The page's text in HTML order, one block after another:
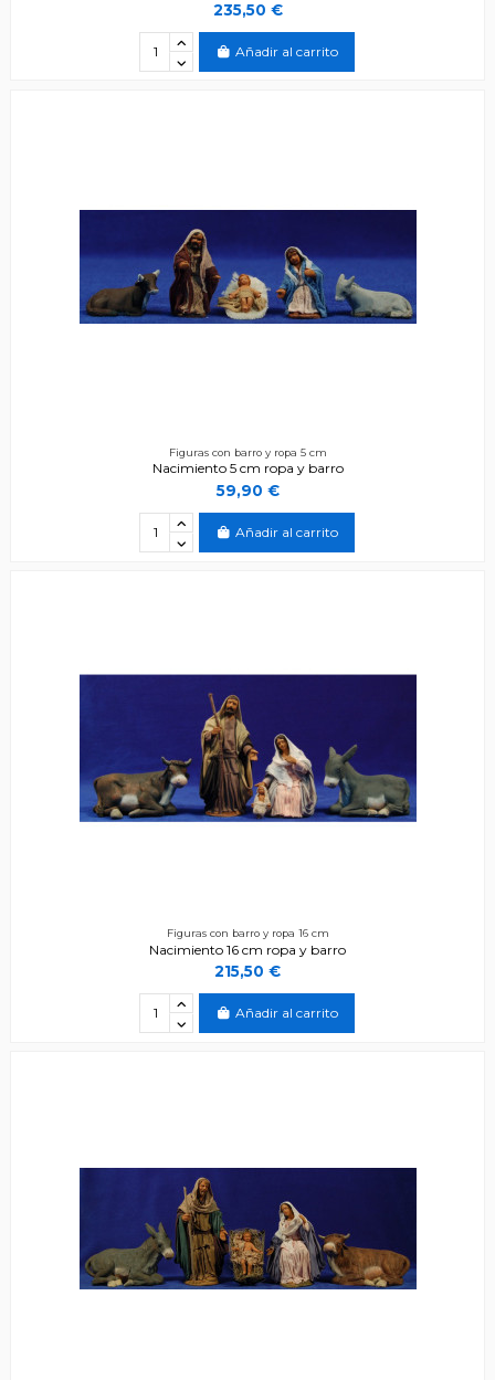
235,50 €
Añadir al carrito
Figuras con barro y ropa 5 cm
Nacimiento 5 cm ropa y barro
59,90 €
Añadir al carrito
Figuras con barro y ropa 16 cm
Nacimiento 16 cm ropa y barro
215,50 €
Añadir al carrito